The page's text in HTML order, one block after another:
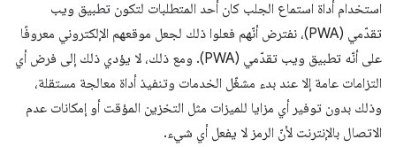
استخدام أداة استماع الجلب كان أحد المتطلبات لتكون تطبيق ويب
تقدّمي (PWA)، نفترض أنّهم فعلوا ذلك لجعل موقعهم الإلكتروني معروفًا
على أنّه تطبيق ويب تقدّمي (PWA). ومع ذلك، لا يؤدي ذلك إلى فرض أي
التزامات عامة إلا عند بدء مشغّل الخدمات وتنفيذ أداة معالجة مستقلة،
وذلك بدون توفير أي مزايا للميزات مثل التخزين المؤقت أو إمكانات عدم
الاتصال بالإنترنت لأنّ الرمز لا يفعل أي شيء.